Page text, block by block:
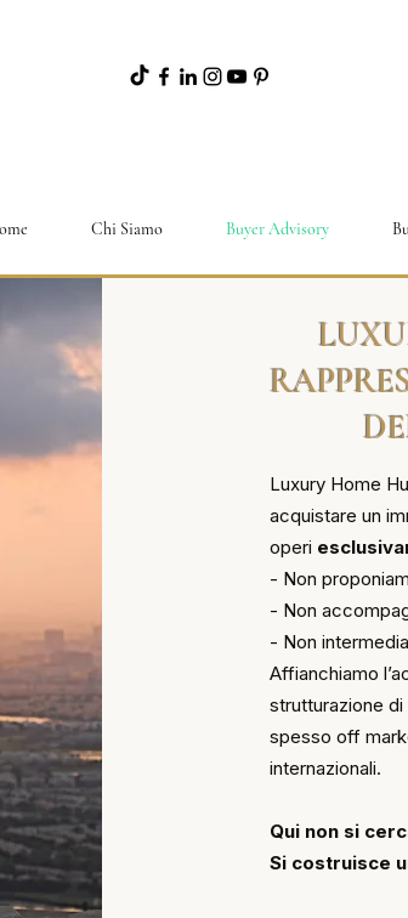
Chi Siamo Buyer Advisory
Luxury Home
acquistare un
operi
- Non
- Non
- Non
Affianchiamo
strutturazione
spesso off
internazionali.
Qui non si
Si costruisce